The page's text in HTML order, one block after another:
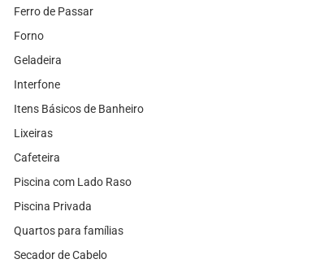
Ferro de Passar
Forno
Geladeira
Interfone
Itens Básicos de Banheiro
Lixeiras
Cafeteira
Piscina com Lado Raso
Piscina Privada
Quartos para famílias
Secador de Cabelo